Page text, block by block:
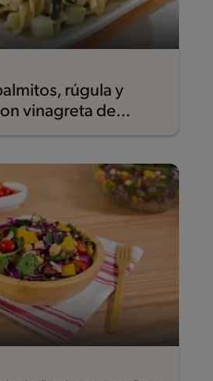
rúgula y
vinagreta de